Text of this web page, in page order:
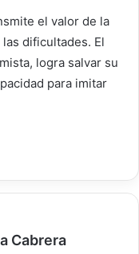
el valor de la
dificultades. El
logra salvar su
para imitar
Cabrera